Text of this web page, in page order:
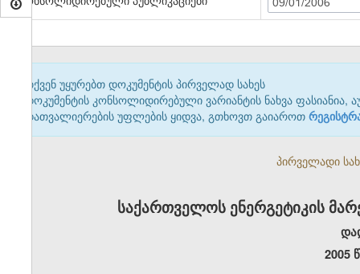
თქვენ უყურებთ დოკუმენტის პირველად სახეს
დოკუმენტის კონსოლიდირებული ვარიანტის ნახვა ფასიანია,
დათვალიერების უფლების ყიდვა, გთხოვთ გაიაროთ
პირველადი
საქართველოს ენერგეტიკის
2005